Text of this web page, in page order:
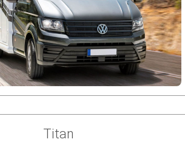
Titan